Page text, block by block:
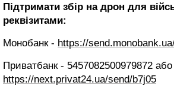
Підтримати збір на дрон для
реквізитами:
Монобанк - https://
Приватбанк - 5457082500979872 або
https://next.privat24.ua/send/b7j05